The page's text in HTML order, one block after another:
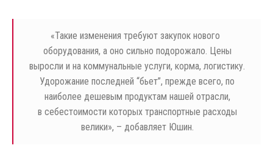
«Такие изменения требуют закупок нового
оборудования, а оно сильно подорожало. Цены
выросли и на коммунальные услуги, корма, логистику.
Удорожание последней “бьет”, прежде всего, по
наиболее дешевым продуктам нашей отрасли,
в себестоимости которых транспортные расходы
велики», – добавляет Юшин.